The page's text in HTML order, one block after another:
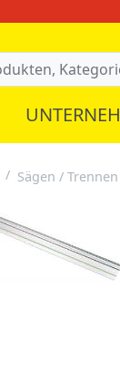
Sägen / Trennen